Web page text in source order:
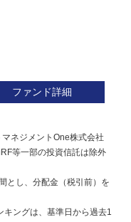
ファンド詳細
ネジメントOne株式会社
等一部の投資信託は除外
とし、分配金（税引前）を
ングは、基準日から過去1